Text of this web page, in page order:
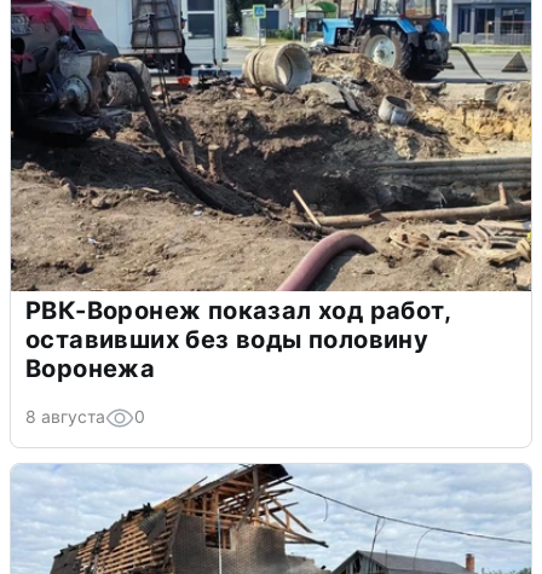
РВК-Воронеж показал ход работ,
оставивших без воды половину
Воронежа
8 августа 0